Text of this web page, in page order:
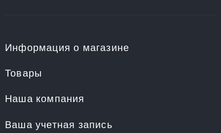
Информация о магазине
Товары
Наша компания
Ваша учетная запись